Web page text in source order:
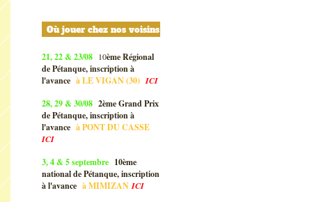
Où jouer chez nos voisins
21, 22 & 23/08 10ème Régional
de Pétanque, inscription à
l'avance àLE VIGAN (30) ICI
28, 29 & 30/08 2ème Grand Prix
de Pétanque, inscription à
l'avance àPONT DU CASSE
ICI
3, 4 & 5 septembre 10ème
national de Pétanque, inscription
à l'avance àMIMIZAN ICI